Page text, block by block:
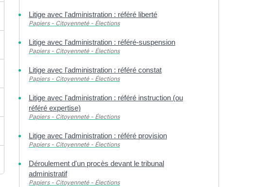
Litige avec l'administration : référé liberté
Papiers - Citoyenneté - Élections
Litige avec l'administration : référé-suspension
Papiers - Citoyenneté - Élections
Litige avec l'administration : référé constat
Papiers - Citoyenneté - Élections
Litige avec l'administration : référé instruction (ou
référé expertise)
Papiers - Citoyenneté - Élections
Litige avec l'administration : référé provision
Papiers - Citoyenneté - Élections
Déroulement d'un procès devant le tribunal
administratif
Papiers - Citoyenneté - Élections